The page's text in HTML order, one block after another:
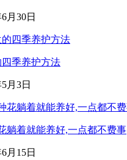
月30日
季养护方法
月3日
躺着就能养好,一点都不费事
月15日